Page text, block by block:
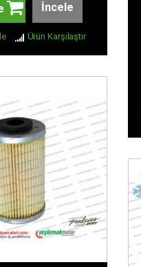
İncele
Ürün Karşılaştır